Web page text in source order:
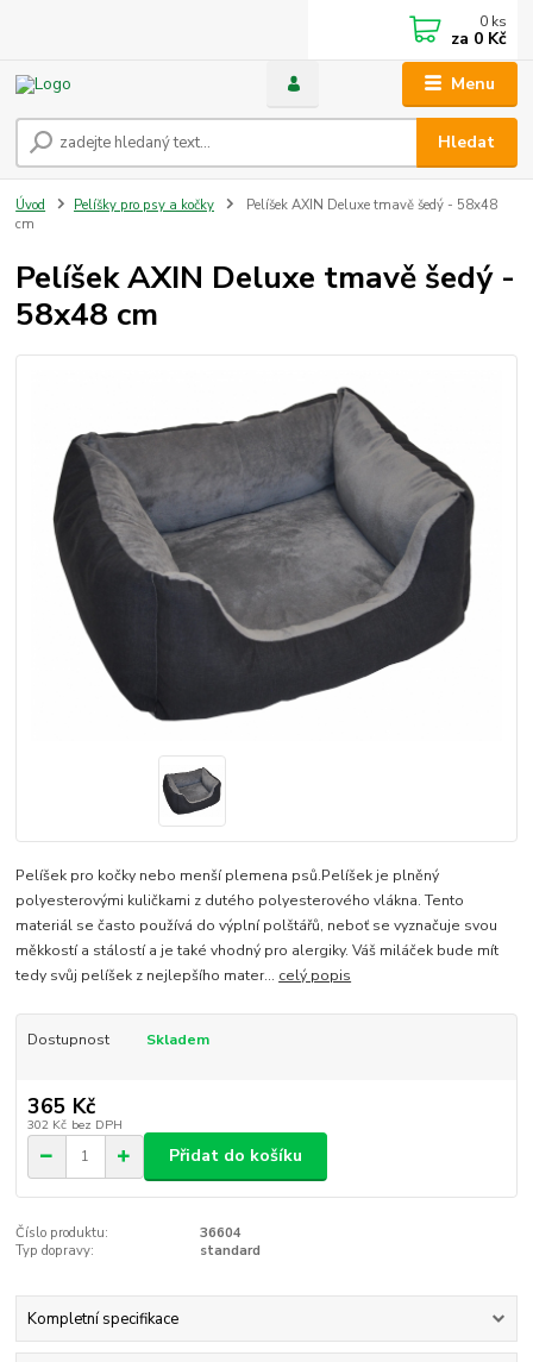
Menu
Hledat
0 ks
za 0 Kč
Úvod Pelíšky pro psy a kočky
Pelíšek AXIN Deluxe tmavě šedý - 58x48
cm
Pelíšek AXIN Deluxe tmavě šedý -
58x48 cm
Pelíšek pro kočky nebo menší plemena psů.Pelíšek je plněný
polyesterovými kuličkami z dutého polyesterového vlákna. Tento
materiál se často používá do výplní polštářů, neboť se vyznačuje svou
měkkostí a stálostí a je také vhodný pro alergiky. Váš miláček bude mít
tedy svůj pelíšek z nejlepšího mater... celý popis
Dostupnost Skladem
365 Kč
302 Kč bez DPH
Přidat do košíku
Číslo produktu:
36604
Typ dopravy:
standard
Kompletní specifikace